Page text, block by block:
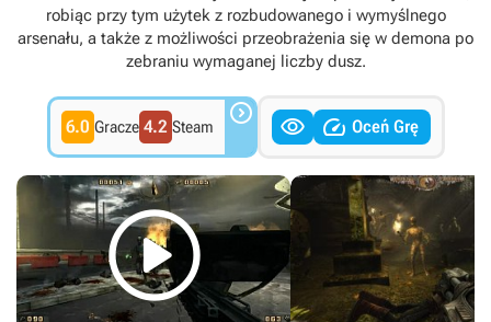
robiąc przy tym użytek z rozbudowanego i wymyślnego
arsenału, a także z możliwości przeobrażenia się w demona po
zebraniu wymaganej liczby dusz.
6.0 Gracze 4.2 Steam    Oceń Grę
